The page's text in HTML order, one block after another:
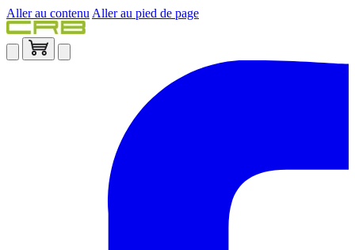
Aller au contenu Aller au pied de page